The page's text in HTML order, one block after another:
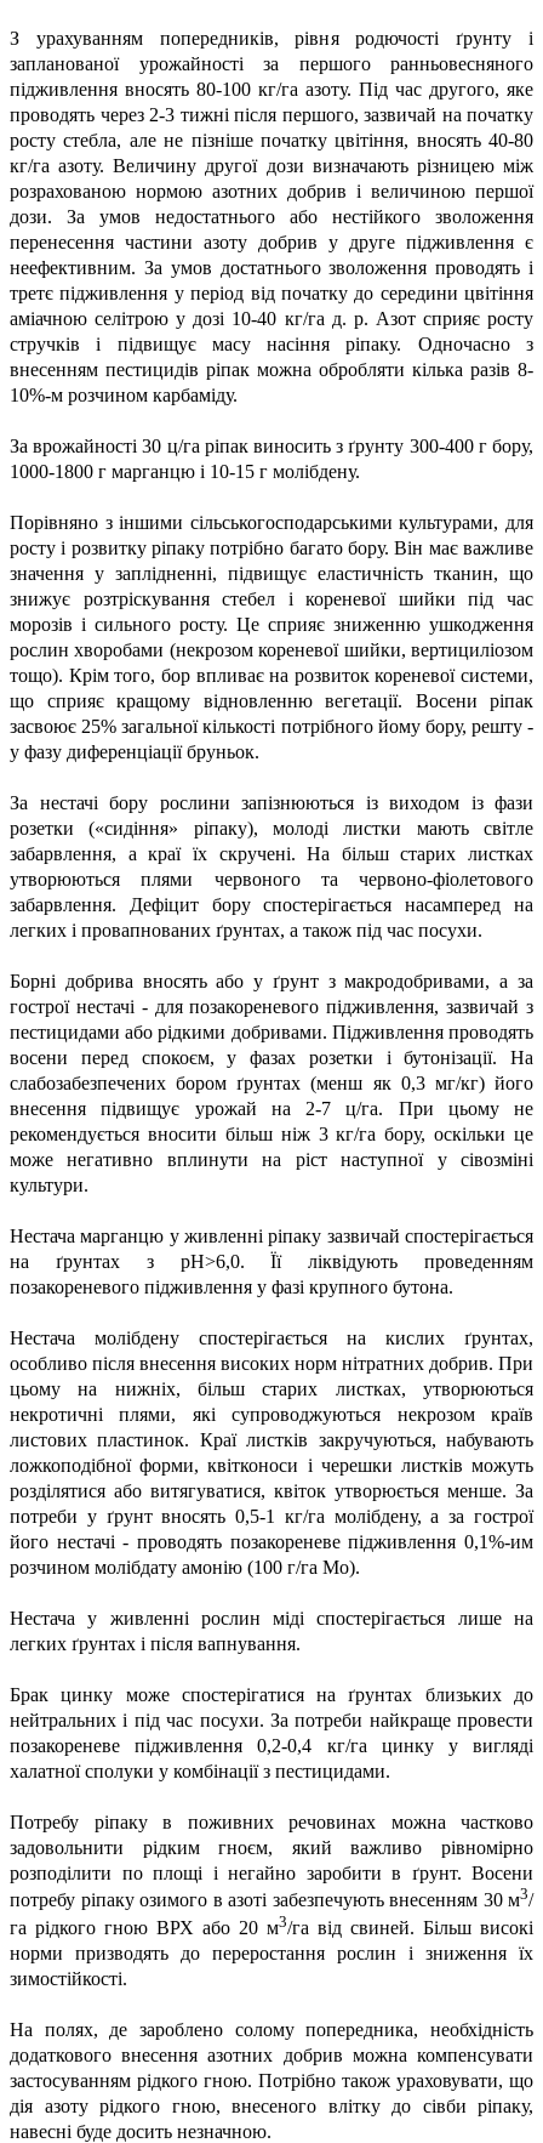
З урахуванням попередників, рівня родючості ґрунту і
запланованої урожайності за першого ранньовесняного
підживлення вносять 80-100 кг/га азоту. Під час другого, яке
проводять через 2-3 тижні після першого, зазвичай на початку
росту стебла, але не пізніше початку цвітіння, вносять 40-80
кг/га азоту. Величину другої дози визначають різницею між
розрахованою нормою азотних добрив і величиною першої
дози. За умов недостатнього або нестійкого зволоження
перенесення частини азоту добрив у друге підживлення є
неефективним. За умов достатнього зволоження проводять і
третє підживлення у період від початку до середини цвітіння
аміачною селітрою у дозі 10-40 кг/га д. р. Азот сприяє росту
стручків і підвищує масу насіння ріпаку. Одночасно з
внесенням пестицидів ріпак можна обробляти кілька разів 8-
10%-м розчином карбаміду.
За врожайності 30 ц/га ріпак виносить з ґрунту 300-400 г бору,
1000-1800 г марганцю і 10-15 г молібдену.
Порівняно з іншими сільськогосподарськими культурами, для
росту і розвитку ріпаку потрібно багато бору. Він має важливе
значення у заплідненні, підвищує еластичність тканин, що
знижує розтріскування стебел і кореневої шийки під час
морозів і сильного росту. Це сприяє зниженню ушкодження
рослин хворобами (некрозом кореневої шийки, вертициліозом
тощо). Крім того, бор впливає на розвиток кореневої системи,
що сприяє кращому відновленню вегетації. Восени ріпак
засвоює 25% загальної кількості потрібного йому бору, решту -
у фазу диференціації бруньок.
За нестачі бору рослини запізнюються із виходом із фази
розетки («сидіння» ріпаку), молоді листки мають світле
забарвлення, а краї їх скручені. На більш старих листках
утворюються плями червоного та червоно-фіолетового
забарвлення. Дефіцит бору спостерігається насамперед на
легких і провапнованих ґрунтах, а також під час посухи.
Борні добрива вносять або у ґрунт з макродобривами, а за
гострої нестачі - для позакореневого підживлення, зазвичай з
пестицидами або рідкими добривами. Підживлення проводять
восени перед спокоєм, у фазах розетки і бутонізації. На
слабозабезпечених бором ґрунтах (менш як 0,3 мг/кг) його
внесення підвищує урожай на 2-7 ц/га. При цьому не
рекомендується вносити більш ніж 3 кг/га бору, оскільки це
може негативно вплинути на ріст наступної у сівозміні
культури.
Нестача марганцю у живленні ріпаку зазвичай спостерігається
на ґрунтах з рН>6,0. Її ліквідують проведенням
позакореневого підживлення у фазі крупного бутона.
Нестача молібдену спостерігається на кислих ґрунтах,
особливо після внесення високих норм нітратних добрив. При
цьому на нижніх, більш старих листках, утворюються
некротичні плями, які супроводжуються некрозом країв
листових пластинок. Краї листків закручуються, набувають
ложкоподібної форми, квітконоси і черешки листків можуть
розділятися або витягуватися, квіток утворюється менше. За
потреби у ґрунт вносять 0,5-1 кг/га молібдену, а за гострої
його нестачі - проводять позакореневе підживлення 0,1%-им
розчином молібдату амонію (100 г/га Мо).
Нестача у живленні рослин міді спостерігається лише на
легких ґрунтах і після вапнування.
Брак цинку може спостерігатися на ґрунтах близьких до
нейтральних і під час посухи. За потреби найкраще провести
позакореневе підживлення 0,2-0,4 кг/га цинку у вигляді
халатної сполуки у комбінації з пестицидами.
Потребу ріпаку в поживних речовинах можна частково
задовольнити рідким гноєм, який важливо рівномірно
розподілити по площі і негайно заробити в ґрунт. Восени
потребу ріпаку озимого в азоті забезпечують внесенням 30 м3/
га рідкого гною ВРХ або 20 м3/га від свиней. Більш високі
норми призводять до переростання рослин і зниження їх
зимостійкості.
На полях, де зароблено солому попередника, необхідність
додаткового внесення азотних добрив можна компенсувати
застосуванням рідкого гною. Потрібно також ураховувати, що
дія азоту рідкого гною, внесеного влітку до сівби ріпаку,
навесні буде досить незначною.